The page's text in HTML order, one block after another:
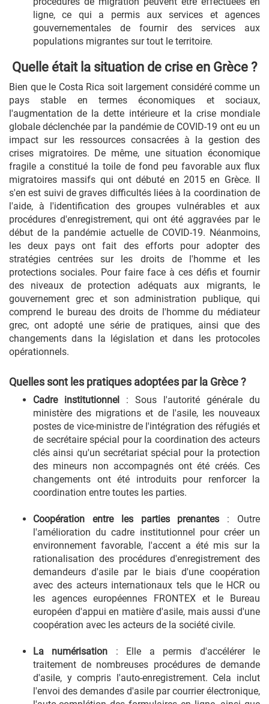
ligne, ce qui a permis aux services et agences
gouvernementales de fournir des services aux
populations migrantes sur tout le territoire.
Quelle était la situation de crise en Grèce ?
Bien que le Costa Rica soit largement considéré comme un
pays stable en termes économiques et sociaux,
l'augmentation de la dette intérieure et la crise mondiale
globale déclenchée par la pandémie de COVID-19 ont eu un
impact sur les ressources consacrées à la gestion des
crises migratoires. De même, une situation économique
fragile a constitué la toile de fond peu favorable aux flux
migratoires massifs qui ont débuté en 2015 en Grèce. Il
s'en est suivi de graves difficultés liées à la coordination de
l'aide, à l'identification des groupes vulnérables et aux
procédures d'enregistrement, qui ont été aggravées par le
début de la pandémie actuelle de COVID-19. Néanmoins,
les deux pays ont fait des efforts pour adopter des
stratégies centrées sur les droits de l'homme et les
protections sociales. Pour faire face à ces défis et fournir
des niveaux de protection adéquats aux migrants, le
gouvernement grec et son administration publique, qui
comprend le bureau des droits de l'homme du médiateur
grec, ont adopté une série de pratiques, ainsi que des
changements dans la législation et dans les protocoles
opérationnels.
Quelles sont les pratiques adoptées par la Grèce ?
Cadre institutionnel : Sous l'autorité générale du
ministère des migrations et de l'asile, les nouveaux
postes de vice-ministre de l'intégration des réfugiés et
de secrétaire spécial pour la coordination des acteurs
clés ainsi qu'un secrétariat spécial pour la protection
des mineurs non accompagnés ont été créés. Ces
changements ont été introduits pour renforcer la
coordination entre toutes les parties.
Coopération entre les parties prenantes : Outre
l'amélioration du cadre institutionnel pour créer un
environnement favorable, l'accent a été mis sur la
rationalisation des procédures d'enregistrement des
demandeurs d'asile par le biais d'une coopération
avec des acteurs internationaux tels que le HCR ou
les agences européennes FRONTEX et le Bureau
européen d'appui en matière d'asile, mais aussi d'une
coopération avec les acteurs de la société civile.
La numérisation : Elle a permis d'accélérer le
traitement de nombreuses procédures de demande
d'asile, y compris l'auto-enregistrement. Cela inclut
l'envoi des demandes d'asile par courrier électronique,